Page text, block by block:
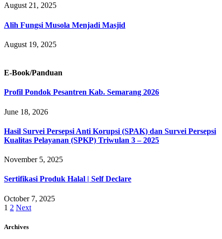
August 21, 2025
Alih Fungsi Musola Menjadi Masjid
August 19, 2025
E-Book/Panduan
Profil Pondok Pesantren Kab. Semarang 2026
June 18, 2026
Hasil Survei Persepsi Anti Korupsi (SPAK) dan Survei Persepsi
Kualitas Pelayanan (SPKP) Triwulan 3 – 2025
November 5, 2025
Sertifikasi Produk Halal | Self Declare
October 7, 2025
1 2 Next
Archives